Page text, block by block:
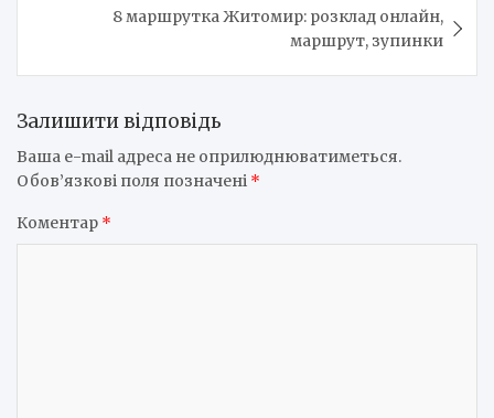
8 маршрутка Житомир: розклад онлайн,
маршрут, зупинки
Залишити відповідь
Ваша e-mail адреса не оприлюднюватиметься.
Обов’язкові поля позначені *
Коментар *